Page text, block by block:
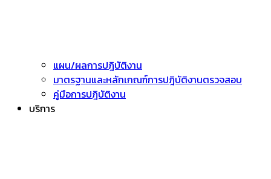
แผน/ผลการปฎิบัติงาน
มาตรฐานและหลักเกณฑ์การปฎิบัติงานตรวจสอบ
คู่มือการปฎิบัติงาน
บริการ